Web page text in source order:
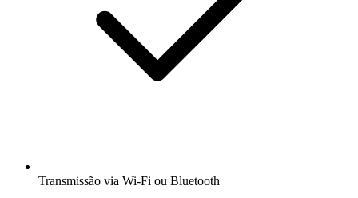
Transmissão via Wi-Fi ou Bluetooth